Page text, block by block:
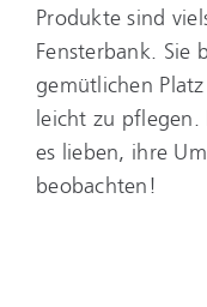
Produkte sind
Fensterbank. Sie
gemütlichen
leicht zu
es lieben, ihre
beobachten!